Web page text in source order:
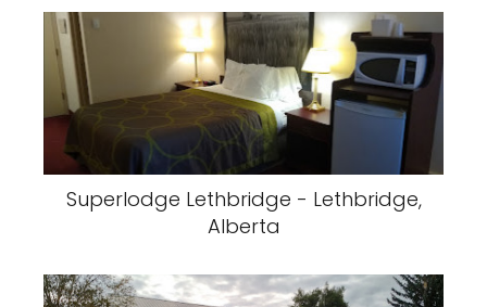
Superlodge Lethbridge - Lethbridge,
Alberta